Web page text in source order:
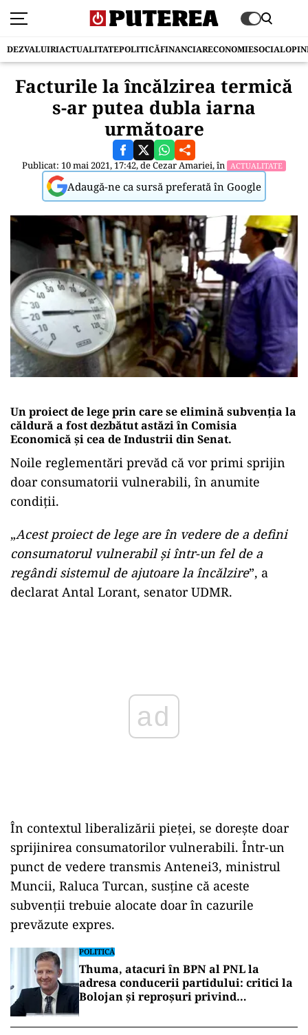
DEZVALUIRIACTUALITATEPOLITICĂFINANCIARECONOMIESOCIAL
Facturile la încălzirea termică
s-ar putea dubla iarna
următoare
Publicat: 10 mai 2021, 17:42, deCezar Amariei, în ACTUALITATE
Adaugă-ne ca sursă preferată în Google
Un proiect de lege prin care se elimină subvenția la
căldură a fost dezbătut astăzi în Comisia
Economică și cea de Industrii din Senat.
Noile reglementări prevăd că vor primi sprijin
doar consumatorii vulnerabili, în anumite
condiții.
„Acest proiect de lege are în vedere de a defini
consumatorul vulnerabil și într-un fel de a
regândi sistemul de ajutoare la încălzire”, a
declarat Antal Lorant, senator UDMR.
În contextul liberalizării pieței, se dorește doar
sprijinirea consumatorilor vulnerabili. Într-un
punct de vedere transmis Antenei3, ministrul
Muncii, Raluca Turcan, susține că aceste
subvenții trebuie alocate doar în cazurile
prevăzute expres.
POLITICĂ
Thuma, atacuri în BPN al PNL la
adresa conducerii partidului: critici la
Bolojan și reproșuri privind